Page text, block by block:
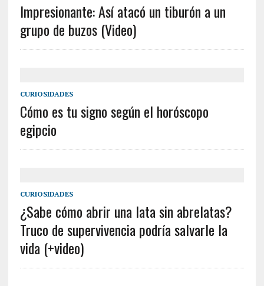
Impresionante: Así atacó un tiburón a un
grupo de buzos (Video)
CURIOSIDADES
Cómo es tu signo según el horóscopo
egipcio
CURIOSIDADES
¿Sabe cómo abrir una lata sin abrelatas?
Truco de supervivencia podría salvarle la
vida (+video)